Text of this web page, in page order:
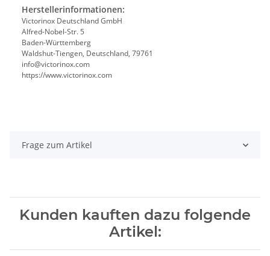
Herstellerinformationen:
Victorinox Deutschland GmbH
Alfred-Nobel-Str. 5
Baden-Württemberg
Waldshut-Tiengen, Deutschland, 79761
info@victorinox.com
https://www.victorinox.com
Frage zum Artikel
Kunden kauften dazu folgende
Artikel: